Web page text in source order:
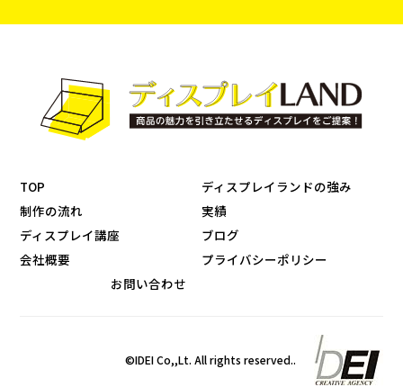
TOP
ディスプレイランドの強み
制作の流れ
実績
ディスプレイ講座
ブログ
会社概要
プライバシーポリシー
お問い合わせ
©IDEI Co,,Lt. All rights reserved..